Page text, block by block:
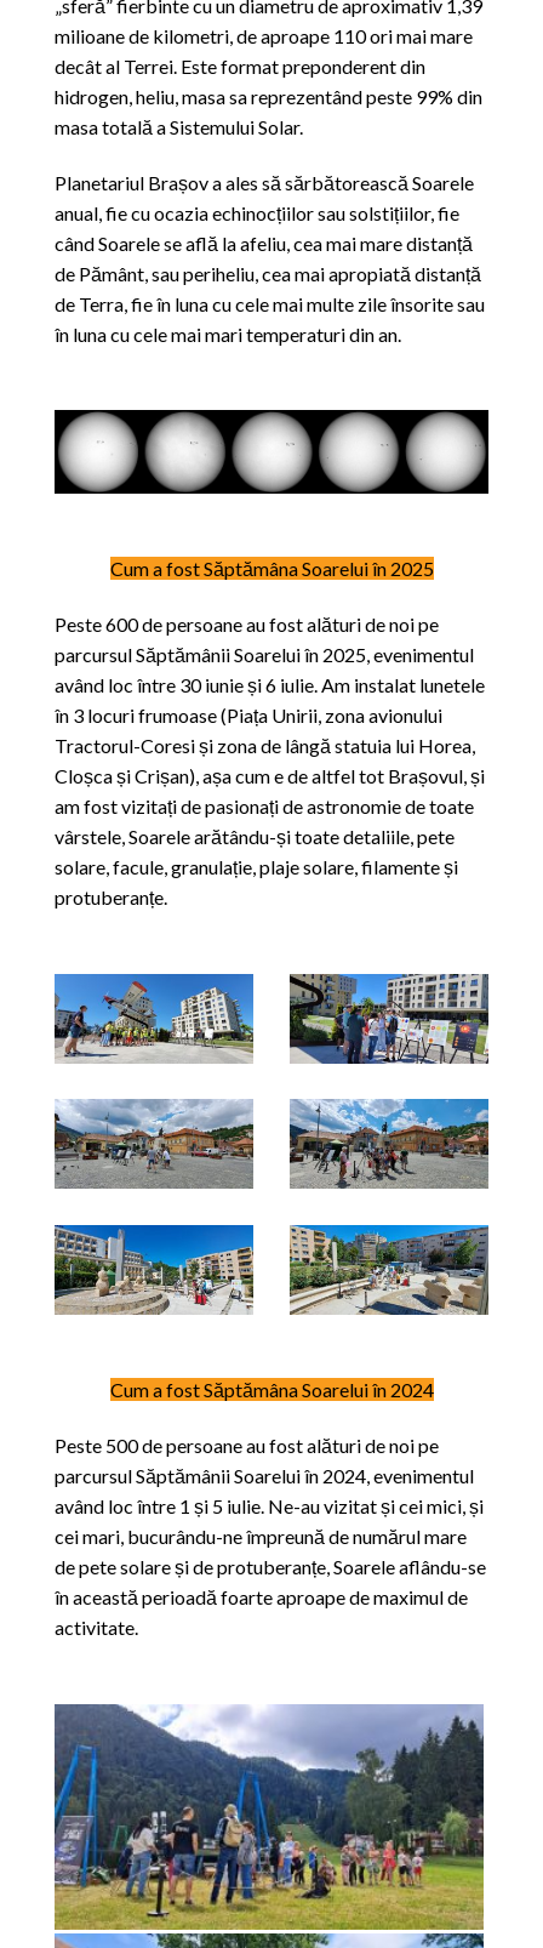
„sferă” fierbinte cu un diametru de aproximativ 1,39
milioane de kilometri, de aproape 110 ori mai mare
decât al Terrei. Este format preponderent din
hidrogen, heliu, masa sa reprezentând peste 99% din
masa totală a Sistemului Solar.
Planetariul Brașov a ales să sărbătorească Soarele
anual, fie cu ocazia echinocțiilor sau solstițiilor, fie
când Soarele se află la afeliu, cea mai mare distanță
de Pământ, sau periheliu, cea mai apropiată distanță
de Terra, fie în luna cu cele mai multe zile însorite sau
în luna cu cele mai mari temperaturi din an.
Cum a fost Săptămâna Soarelui în 2025
Peste 600 de persoane au fost alături de noi pe
parcursul Săptămânii Soarelui în 2025, evenimentul
având loc între 30 iunie și 6 iulie. Am instalat lunetele
în 3 locuri frumoase (Piața Unirii, zona avionului
Tractorul-Coresi și zona de lângă statuia lui Horea,
Cloșca și Crișan), așa cum e de altfel tot Brașovul, și
am fost vizitați de pasionați de astronomie de toate
vârstele, Soarele arătându-și toate detaliile, pete
solare, facule, granulație, plaje solare, filamente și
protuberanțe.
Cum a fost Săptămâna Soarelui în 2024
Peste 500 de persoane au fost alături de noi pe
parcursul Săptămânii Soarelui în 2024, evenimentul
având loc între 1 și 5 iulie. Ne-au vizitat și cei mici, și
cei mari, bucurându-ne împreună de numărul mare
de pete solare și de protuberanțe, Soarele aflându-se
în această perioadă foarte aproape de maximul de
activitate.